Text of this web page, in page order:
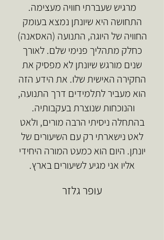
מרגיש שעברתי חוויה מעצימה.
התחושה היא שיונתן נמצא בעומק
החוויה של היוגה, התנועה (האסאנה)
כחלק מתהליך פנימי שלם. לאורך
שנים מורגש שיונתן לא מפסיק את
החקירה האישית שלו. את הידע הזה
הוא מעביר לתלמידים דרך התנועה,
והנוכחות שנוצרת בעקבותיה.
בהתחלה ניסיתי הרבה מורים, ולאט
לאט נישארתי רק עם השיעורים של
יונתן. היום הוא כמעט המורה היחידי
אליו אני מגיע לשיעורים בארץ.
עופר גלזר